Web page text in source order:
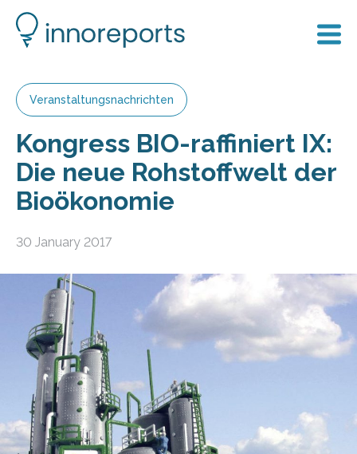
Veranstaltungsnachrichten
Kongress BIO-raffiniert IX:
Die neue Rohstoffwelt der
Bioökonomie
30 January 2017